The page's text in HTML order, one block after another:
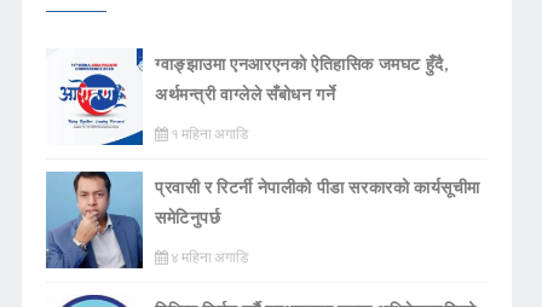
ग्वाङ्झाउमा एनआरएनको ऐतिहासिक जमघट हुँदै,
अर्थमन्त्री वाग्लेले सँबोधन गर्ने
१ महिना अगाडि
प्रवासी र रिटर्नी नेपालीको पीडा सरकारको कार्यसूचीमा
समेटिनुपर्छ
४ महिना अगाडि